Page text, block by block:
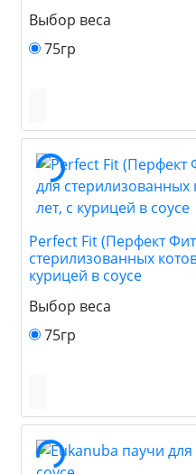
Выбор веса
75гр
Perfect Fit (Перфект
стерилизованных
курицей в соусе
Выбор веса
75гр